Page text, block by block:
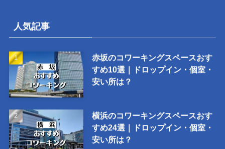
人気記事
赤坂のコワーキングスペースおす
すめ10選｜ドロップイン・個室・
安い所は？
横浜のコワーキングスペースおす
すめ24選｜ドロップイン・個室・
安い所は？